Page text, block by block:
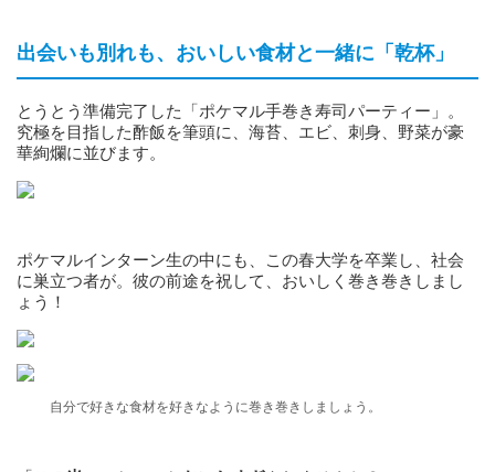
出会いも別れも、おいしい食材と一緒に「乾杯」
とうとう準備完了した「ポケマル手巻き寿司パーティー」。
究極を目指した酢飯を筆頭に、海苔、エビ、刺身、野菜が豪
華絢爛に並びます。
ポケマルインターン生の中にも、この春大学を卒業し、社会
に巣立つ者が。彼の前途を祝して、おいしく巻き巻きしまし
ょう！
自分で好きな食材を好きなように巻き巻きしましょう。